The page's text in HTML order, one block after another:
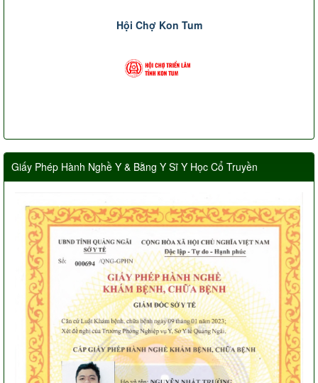
Hội Chợ Kon Tum
Giấy Phép Hành Nghề Y & Bằng Y Sĩ Y Học Cổ Truyền